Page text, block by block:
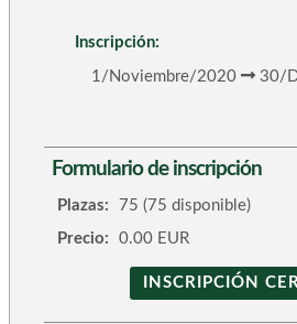
Inscripción:
1/Noviembre/2020 30/
Formulario de inscripción
Plazas:
75 (75 disponible)
Precio:
0.00 EUR
INSCRIPCIÓN